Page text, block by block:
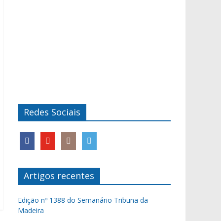
Redes Sociais
Artigos recentes
Edição nº 1388 do Semanário Tribuna da
Madeira